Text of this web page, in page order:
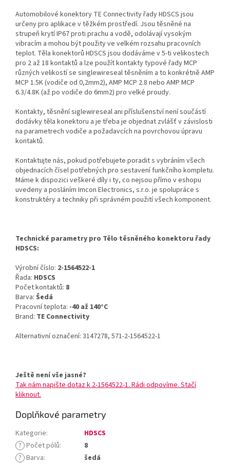
Automobilové konektory TE Connectivity řady HDSCS jsou
určeny pro aplikace v těžkém prostředí. Jsou těsněné na
strupeň krytí IP67 proti prachu a vodě, odolávají vysokým
vibracím a mohou být použity ve velkém rozsahu pracovních
teplot. Těla konektorů HDSCS jsou dodáváme v 5-ti velikostech
pro 2 až 18 kontaktů a lze použít kontakty typové řady MCP
různých velikostí se singlewireseal těsněním a to konkrétně AMP
MCP 1.5K (vodiče od 0,2mm2), AMP MCP 2.8 nebo AMP MCP
6.3/4.8K (až po vodiče do 6mm2) pro velké proudy.
Kontakty, těsnění siglewireseal ani příslušenství není součástí
dodávky těla konektoru a je třeba je objednat zvlášť v závislosti
na parametrech vodiče a požadavcích na povrchovou úpravu
kontaktů.
Kontaktujte nás, pokud potřebujete poradit s vybráním všech
objednacích čísel potřebných pro sestavení funkčního kompletu.
Máme k dispozici veškeré díly i ty, co nejsou přímo v eshopu
uvedeny a posláním Imcon Electronics, s.r.o. je spolupráce s
konstruktéry a techniky při správném použití všech komponent.
Technické parametry pro Tělo těsněného konektoru řady
HDSCS:
Výrobní číslo: 2-1564522-1
Řada: HDSCS
Počet kontaktů: 8
Barva: Šedá
Pracovní teplota: -40 až 140°C
Brand: TE Connectivity
Alternativní označení: 3147278, 571-2-1564522-1
Ještě není vše jasné?
Tak nám napište dotaz k 2-1564522-1. Rádi odpovíme. Stačí
kliknout.
Doplňkové parametry
Kategorie:
HDSCS
? Počet pólů:
8
? Barva:
šedá